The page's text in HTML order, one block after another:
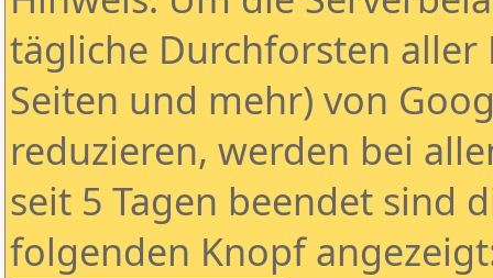
tägliche Durchforsten aller
Seiten und mehr) von
reduzieren, werden bei
seit 5 Tagen beendet sind
folgenden Knopf